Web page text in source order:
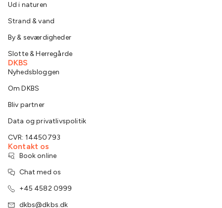
Ud i naturen
Strand & vand
By & seværdigheder
Slotte & Herregårde
DKBS
Nyhedsbloggen
Om DKBS
Bliv partner
Data og privatlivspolitik
CVR: 14450793
Kontakt os
Book online
Chat med os
+45 4582 0999
dkbs@dkbs.dk